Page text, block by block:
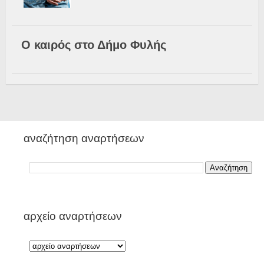
Ο καιρός στο Δήμο Φυλής
αναζήτηση αναρτήσεων
αρχείο αναρτήσεων